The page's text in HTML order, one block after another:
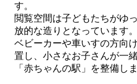
す。
閲覧空間は子どもたちがゆ
放的な造りとなっています。
ベビーカーや車いすの方向
置し、小さなお子さんが一
「赤ちゃんの駅」を整備し